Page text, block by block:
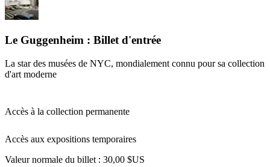
Le Guggenheim : Billet d'entrée
La star des musées de NYC, mondialement connu pour sa collection
d'art moderne
Accès à la collection permanente
Accès aux expositions temporaires
Valeur normale du billet : 30,00 $US